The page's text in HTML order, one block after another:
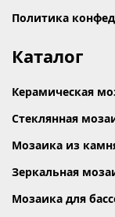
Политика
Каталог
Керамическая
Стеклянная
Мозаика из
Зеркальная
Мозаика для